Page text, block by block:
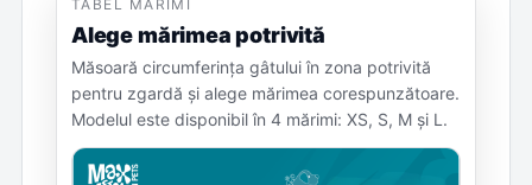
TABEL MĂRIMI
Alege mărimea potrivită
Măsoară circumferința gâtului în zona potrivită
pentru zgardă și alege mărimea corespunzătoare.
Modelul este disponibil în 4 mărimi: XS, S, M și L.